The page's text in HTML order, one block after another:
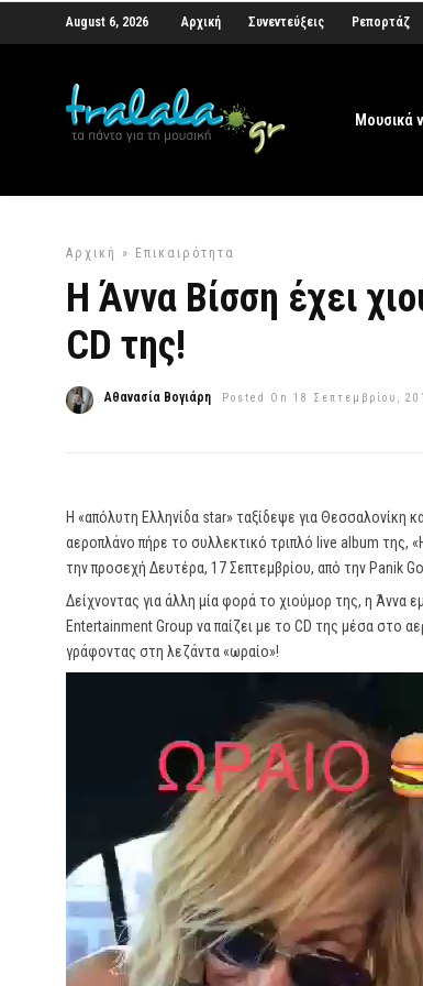
August 6, 2026 Αρχική Συνεντεύξεις Ρεπορτάζ
Μουσικά
Αρχική » Επικαιρότητα
Η Άννα Βίσση έχει
CD της!
Αθανασία Βογιάρη Posted On 18 Σεπτεμβρίου,
Η «απόλυτη Ελληνίδα star» ταξίδεψε για
αεροπλάνο πήρε το συλλεκτικό τριπλό live album της,
την προσεχή Δευτέρα, 17 Σεπτεμβρίου, από την Panik
Δείχνοντας για άλλη μία φορά το χιούμορ της, η
Entertainment Group να παίζει με το CD της μέσα στο
γράφοντας στη λεζάντα «ωραίο»!